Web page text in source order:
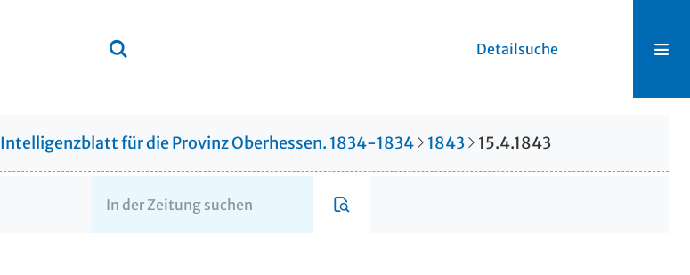
Detailsuche
Intelligenzblatt für die Provinz Oberhessen. 1834-1834 1843 15.4.1843